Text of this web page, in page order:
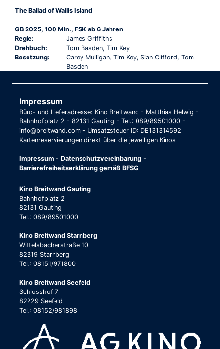
The Ballad of Wallis Island
GB 2025, 100 Min., FSK ab 6 Jahren
Regie:
James Griffiths
Drehbuch:
Tom Basden, Tim Key
Besetzung:
Carey Mulligan, Tim Key, Sian Clifford, Tom
Basden
Impressum
Büro- und Lieferadresse: Kino Breitwand - Matthias Helwig -
Bahnhofplatz 2 - 82131 Gauting - Tel.: 089/89501000 -
info@breitwand.com - Umsatzsteuer ID: DE131314592
Kartenreservierungen direkt über die jeweiligen Kinos
Impressum - Datenschutzvereinbarung -
Barrierefreiheitserklärung gemäß BFSG
Kino Breitwand Gauting
Bahnhofplatz 2
82131 Gauting
Tel.: 089/89501000
Kino Breitwand Starnberg
Wittelsbacherstraße 10
82319 Starnberg
Tel.: 08151/971800
Kino Breitwand Seefeld
Schlosshof 7
82229 Seefeld
Tel.: 08152/981898